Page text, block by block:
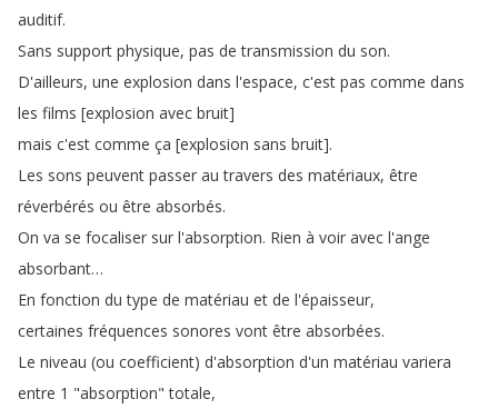
auditif.
Sans support physique, pas de transmission du son.
D'ailleurs, une explosion dans l'espace, c'est pas comme dans
les films [explosion avec bruit]
mais c'est comme ça [explosion sans bruit].
Les sons peuvent passer au travers des matériaux, être
réverbérés ou être absorbés.
On va se focaliser sur l'absorption. Rien à voir avec l'ange
absorbant…
En fonction du type de matériau et de l'épaisseur,
certaines fréquences sonores vont être absorbées.
Le niveau (ou coefficient) d'absorption d'un matériau variera
entre 1 "absorption"totale,